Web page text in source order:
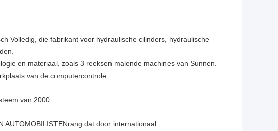
Volledig, die fabrikant voor hydraulische cilinders, hydraulische
en materiaal, zoals 3 reeksen malende machines van Sunnen.
van de computercontrole.
van 2000.
AUTOMOBILISTENrang dat door internationaal